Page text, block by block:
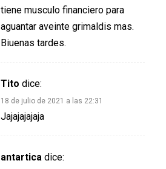
tiene musculo financiero para
aguantar aveinte grimaldis mas.
Biuenas tardes.
Tito dice:
18 de julio de 2021 a las 22:31
Jajajajajaja
antartica dice: